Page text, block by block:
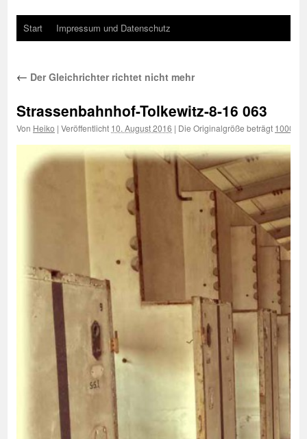
Start Impressum und Datenschutz
← Der Gleichrichter richtet nicht mehr
Strassenbahnhof-Tolkewitz-8-16 063
Von Heiko | Veröffentlicht 10. August 2016 | Die Originalgröße beträgt 1000 ×